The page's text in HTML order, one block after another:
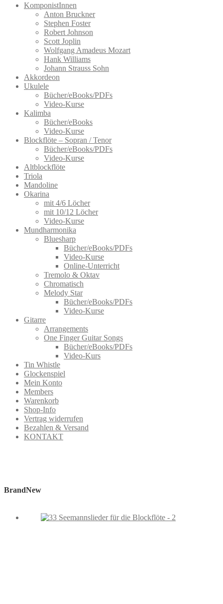
können
auf
der
Produktseite
gewählt
werden
KomponistInnen
Anton Bruckner
Stephen Foster
Robert Johnson
Scott Joplin
Wolfgang Amadeus Mozart
Hank Williams
Johann Strauss Sohn
Akkordeon
Ukulele
Bücher/eBooks/PDFs
Video-Kurse
Kalimba
Bücher/eBooks
Video-Kurse
Blockflöte – Sopran / Tenor
Bücher/eBooks/PDFs
Video-Kurse
Altblockflöte
Triola
Mandoline
Okarina
mit 4/6 Löcher
mit 10/12 Löcher
Video-Kurse
Mundharmonika
Bluesharp
Bücher/eBooks/PDFs
Video-Kurse
Online-Unterricht
Tremolo & Oktav
Chromatisch
Melody Star
Bücher/eBooks/PDFs
Video-Kurse
Gitarre
Arrangements
One Finger Guitar Songs
Bücher/eBooks/PDFs
Video-Kurs
Tin Whistle
Glockenspiel
Mein Konto
Members
Warenkorb
Shop-Info
Vertrag widerrufen
Bezahlen & Versand
KONTAKT
BrandNew